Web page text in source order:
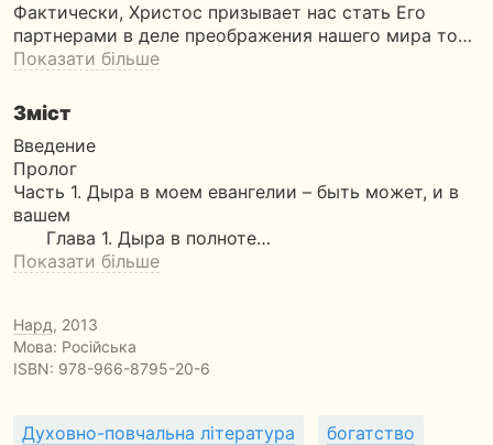
Фактически, Христос призывает нас стать Его
партнерами в деле преображения нашего мира то…
Показати більше
Зміст
Введение
Пролог
Часть 1. Дыра в моем евангелии – быть может, и в
вашем
Глава 1. Дыра в полноте…
Показати більше
Нард, 2013
Мова: Російська
ISBN: 978-966-8795-20-6
Духовно-повчальна література богатство